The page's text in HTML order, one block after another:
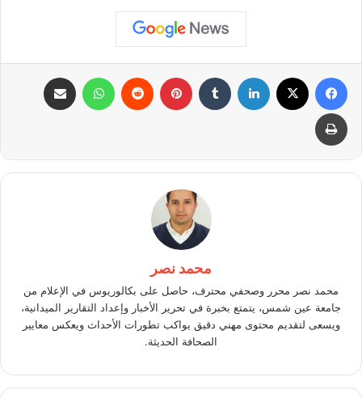
فيسبوك لينكدإن بينتيريست واتساب
طباعة
محمد نصر
محمد نصر محرر وصحفي محترف، حاصل على بكالوريوس في الإعلام من
جامعة عين شمس، يتمتع بخبرة في تحرير الأخبار وإعداد التقارير الميدانية،
ويسعى لتقديم محتوى مهني دقيق يواكب تطورات الأحداث ويعكس معايير
الصحافة الحديثة.